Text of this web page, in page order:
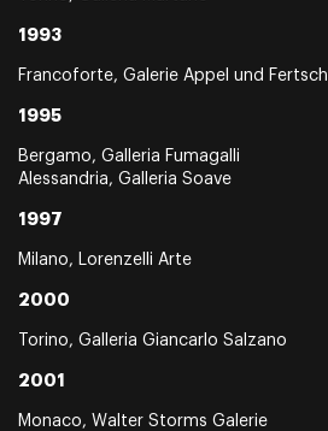
1993
Francoforte, Galerie Appel und Fertsch
1995
Bergamo, Galleria Fumagalli
Alessandria, Galleria Soave
1997
Milano, Lorenzelli Arte
2000
Torino, Galleria Giancarlo Salzano
2001
Monaco, Walter Storms Galerie